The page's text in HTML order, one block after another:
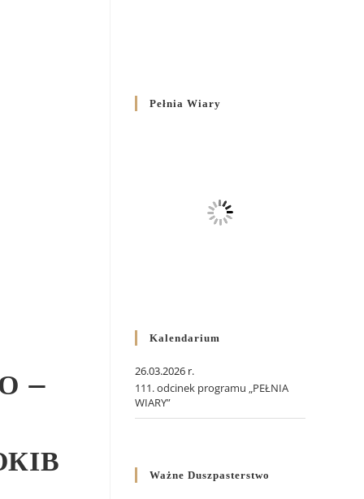
–
Pełnia Wiary
Kalendarium
26.03.2026 r.
111. odcinek programu „PEŁNIA
WIARY”
Ważne Duszpasterstwo